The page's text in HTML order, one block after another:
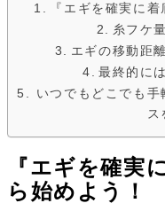
『エギを確実に
糸フケ
エギの移動距
最終的に
いつでもどこでも
ス
『エギを確実
ら始めよう！